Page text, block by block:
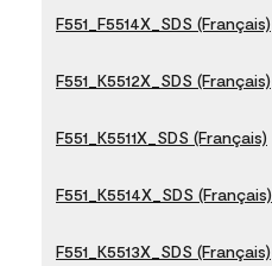
F551_F5514X_SDS (Français)
F551_K5512X_SDS (Français)
F551_K5511X_SDS (Français)
F551_K5514X_SDS (Français)
F551_K5513X_SDS (Français)